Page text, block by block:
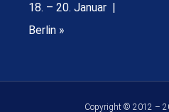
18. – 20. Januar |
Berlin »
Copyright © 2012 –